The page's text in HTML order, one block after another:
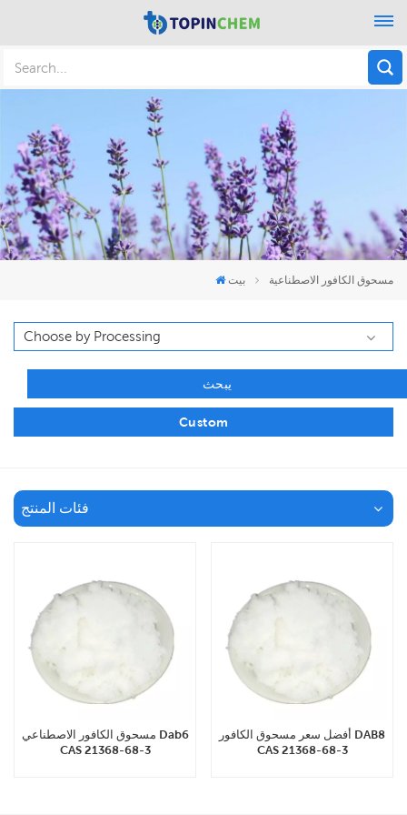
بيت مسحوق الكافور الاصطناعية
يبحث
Custom
فئات المنتج
مسحوق الكافور الاصطناعي Dab6
CAS 21368-68-3
أفضل سعر مسحوق الكافور DAB8
CAS 21368-68-3